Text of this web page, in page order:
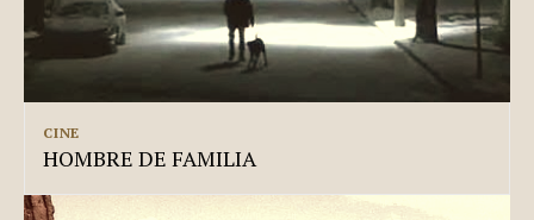
CINE
HOMBRE DE FAMILIA